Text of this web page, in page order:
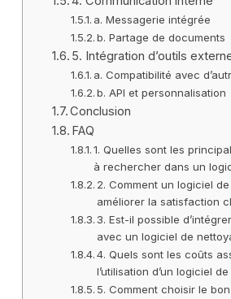
a. Messagerie intégrée
b. Partage de documents
5. Intégration d’outils
a. Compatibilité avec
b. API et personnalisation
Conclusion
FAQ
1. Quelles sont les
à rechercher dans un
2. Comment un logiciel
améliorer la satisfaction
3. Est-il possible
avec un logiciel de
4. Quels sont les coûts
l’utilisation d’un logiciel
5. Comment choisir le